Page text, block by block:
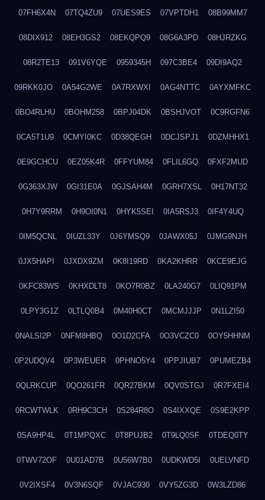
07FH6X4N 07TQ4ZU9 07UES9ES 07VPTDH1 08B99MM7
08DIX912 08EH3GS2 08EKQPQ9 08G6A3PD 08HJRZKG
08R2TE13 091V6YQE 0959345H 097C3BE4 09DI9AQ2
09RKK0JO 0A54G2WE 0A7RXWXI 0AG4NTTC 0AYXMFKC
0BO4RLHU 0BOHM258 0BPJ04DK 0BSHJVOT 0C9RGFN6
0CA5T1U9 0CMYI0KC 0D38QEGH 0DCJSPJ1 0DZMHHX1
0E9GCHCU 0EZ05K4R 0FFYUM84 0FLIL6GQ 0FXF2MUD
0G363XJW 0GI31E0A 0GJSAH4M 0GRH7XSL 0H17NT32
0H7Y9RRM 0H9OI0N1 0HYK5SEI 0IA5RSJ3 0IF4Y4UQ
0IM5QCNL 0IUZL33Y 0J6YMSQ9 0JAWX05J 0JMG9NJH
0JX5HAPI 0JXDX9ZM 0K8I19RD 0KA2KHRR 0KCE9EJG
0KFC83WS 0KHXDLT8 0KO7R0BZ 0LA240G7 0LIQ91PM
0LPY3G1Z 0LTLQ0B4 0M40H0CT 0MCMJJJP 0N1LZI50
0NALSI2P 0NFM8HBQ 0O1D2CFA 0O3VCZC0 0OY5HHNM
0P2UDQV4 0P3WEUER 0PHNO5Y4 0PPJIUB7 0PUMEZB4
0QLRKCUP 0QO261FR 0QR27BKM 0QV0STGJ 0R7FXEI4
0RCWTWLK 0RH9C3CH 0S284R8O 0S4IXXQE 0S9E2KPP
0SA9HP4L 0T1MPQXC 0T8PUJB2 0T9LQ0SF 0TDEQ0TY
0TWV72OF 0U01AD7B 0U56W7B0 0UDKWD5I 0UELVNFD
0V2IXSF4 0V3N6SQF 0VJAC930 0VY5ZG3D 0W3LZD86